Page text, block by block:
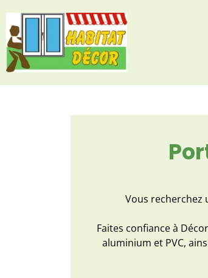
Vous recherchez
Faites confiance à
aluminium et PVC,